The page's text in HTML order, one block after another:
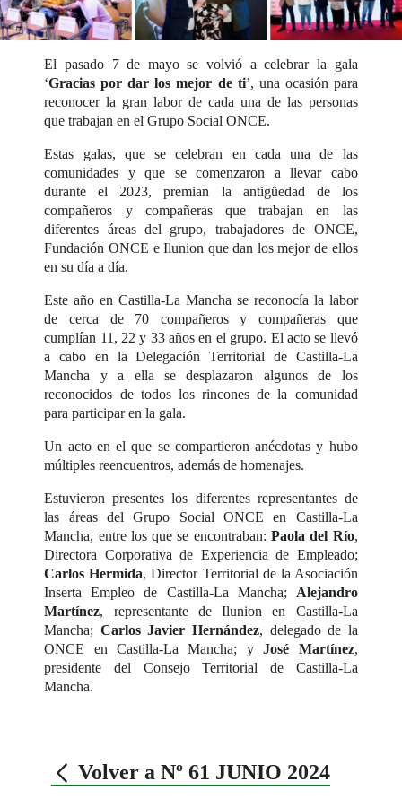
El pasado 7 de mayo se volvió a celebrar la gala
‘Gracias por dar los mejor de ti’, una ocasión para
reconocer la gran labor de cada una de las personas
que trabajan en el Grupo Social ONCE.
Estas galas, que se celebran en cada una de las
comunidades y que se comenzaron a llevar cabo
durante el 2023, premian la antigüedad de los
compañeros y compañeras que trabajan en las
diferentes áreas del grupo, trabajadores de ONCE,
Fundación ONCE e Ilunion que dan los mejor de ellos
en su día a día.
Este año en Castilla-La Mancha se reconocía la labor
de cerca de 70 compañeros y compañeras que
cumplían 11, 22 y 33 años en el grupo. El acto se llevó
a cabo en la Delegación Territorial de Castilla-La
Mancha y a ella se desplazaron algunos de los
reconocidos de todos los rincones de la comunidad
para participar en la gala.
Un acto en el que se compartieron anécdotas y hubo
múltiples reencuentros, además de homenajes.
Estuvieron presentes los diferentes representantes de
las áreas del Grupo Social ONCE en Castilla-La
Mancha, entre los que se encontraban:Paola del Río,
Directora Corporativa de Experiencia de Empleado;
Carlos Hermida, Director Territorial de la Asociación
Inserta Empleo de Castilla-La Mancha; Alejandro
Martínez, representante de Ilunion en Castilla-La
Mancha; Carlos Javier Hernández, delegado de la
ONCE en Castilla-La Mancha; yJosé Martínez,
presidente del Consejo Territorial de Castilla-La
Mancha.
Volver a Nº 61 JUNIO 2024